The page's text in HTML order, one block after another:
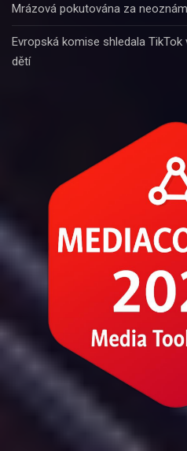
Mrázová pokutována za
Evropská komise shledala
dětí